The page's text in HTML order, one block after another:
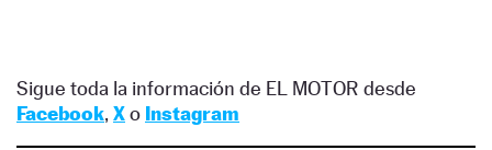
Sigue toda la información de EL MOTOR desde
Facebook, Xo Instagram